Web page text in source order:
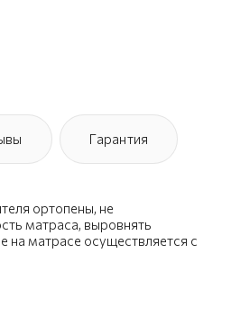
Гарантия
ортопены, не
матраса, выровнять
на матрасе осуществляется с